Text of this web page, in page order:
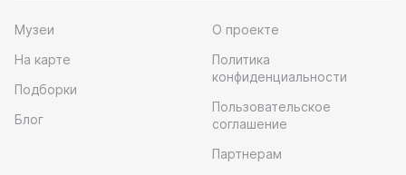
Музеи
На карте
Подборки
Блог
О проекте
Политика
конфиденциальности
Пользовательское
соглашение
Партнерам